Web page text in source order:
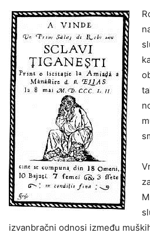
izvanbračni odnosi između